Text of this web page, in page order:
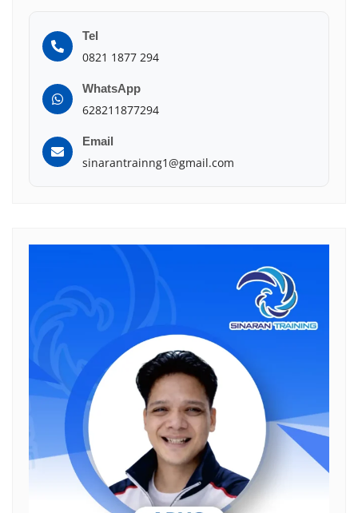
Tel
0821 1877 294
WhatsApp
628211877294
Email
sinarantrainng1@gmail.com